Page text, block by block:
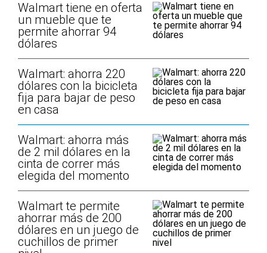
Walmart tiene en oferta
un mueble que te
permite ahorrar 94
dólares
Walmart: ahorra 220
dólares con la bicicleta
fija para bajar de peso
en casa
Walmart: ahorra más
de 2 mil dólares en la
cinta de correr más
elegida del momento
Walmart te permite
ahorrar más de 200
dólares en un juego de
cuchillos de primer